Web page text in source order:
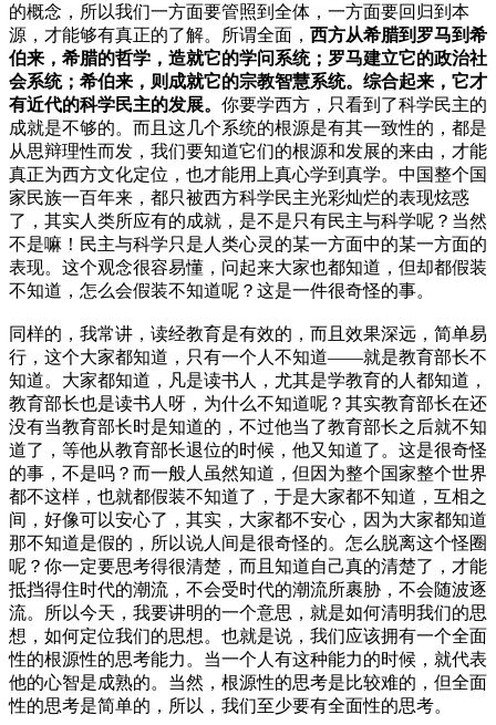
的概念，所以我们一方面要管照到全体，一方面要回归到本
源，才能够有真正的了解。所谓全面， 西方从希腊到罗马到希
伯来，希腊的哲学，造就它的学问系统；罗马建立它的政治社
会系统；希伯来，则成就它的宗教智慧系统。综合起来，它才
有近代的科学民主的发展。 你要学西方，只看到了科学民主的
成就是不够的。而且这几个系统的根源是有其一致性的，都是
从思辩理性而发，我们要知道它们的根源和发展的来由，才能
真正为西方文化定位，也才能用上真心学到真学。中国整个国
家民族一百年来，都只被西方科学民主光彩灿烂的表现炫惑
了，其实人类所应有的成就，是不是只有民主与科学呢？当然
不是嘛！民主与科学只是人类心灵的某一方面中的某一方面的
表现。这个观念很容易懂，问起来大家也都知道，但却都假装
不知道，怎么会假装不知道呢？这是一件很奇怪的事。
同样的，我常讲，读经教育是有效的，而且效果深远，简单易
行，这个大家都知道，只有一个人不知道——就是教育部长不
知道。大家都知道，凡是读书人，尤其是学教育的人都知道，
教育部长也是读书人呀，为什么不知道呢？其实教育部长在还
没有当教育部长时是知道的，不过他当了教育部长之后就不知
道了，等他从教育部长退位的时候，他又知道了。这是很奇怪
的事，不是吗？而一般人虽然知道，但因为整个国家整个世界
都不这样，也就都假装不知道了，于是大家都不知道，互相之
间，好像可以安心了，其实，大家都不安心，因为大家都知道
那不知道是假的，所以说人间是很奇怪的。怎么脱离这个怪圈
呢？你一定要思考得很清楚，而且知道自己真的清楚了，才能
抵挡得住时代的潮流，不会受时代的潮流所裹胁，不会随波逐
流。所以今天，我要讲明的一个意思，就是如何清明我们的思
想，如何定位我们的思想。也就是说，我们应该拥有一个全面
性的根源性的思考能力。当一个人有这种能力的时候，就代表
他的心智是成熟的。当然，根源性的思考是比较难的，但全面
性的思考是简单的，所以，我们至少要有全面性的思考。